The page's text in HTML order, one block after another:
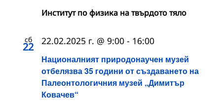
Институт по физика на твърдото тяло
сб
22
Националният природонаучен музей
отбелязва 35 години от създаването на
Палеонтологичния музей „Димитър
Ковачев“
22.02.2025 г. @ 9:00 - 16:00